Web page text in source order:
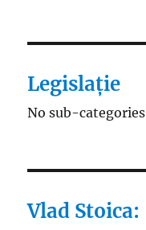
Legislație
No sub-categories
Vlad Stoica: